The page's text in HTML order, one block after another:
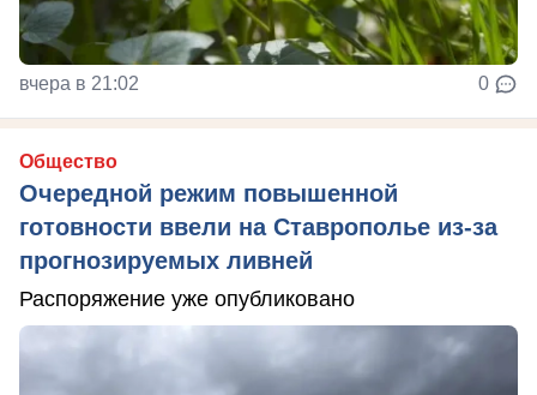
вчера в 21:02 0
Общество
Очередной режим повышенной
готовности ввели на Ставрополье из-за
прогнозируемых ливней
Распоряжение уже опубликовано